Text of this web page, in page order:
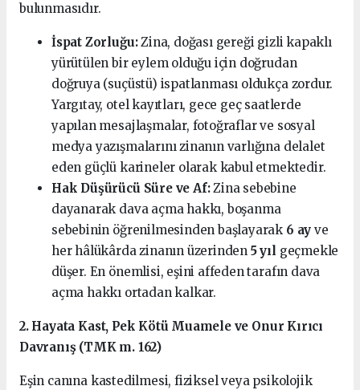
bulunmasıdır.
İspat Zorluğu:Zina, doğası gereği gizli kapaklı
yürütülen bir eylem olduğu için doğrudan
doğruya (suçüstü) ispatlanması oldukça zordur.
Yargıtay, otel kayıtları, gece geç saatlerde
yapılan mesajlaşmalar, fotoğraflar ve sosyal
medya yazışmalarını zinanın varlığına delalet
eden güçlü karineler olarak kabul etmektedir.
Hak Düşürücü Süre ve Af:Zina sebebine
dayanarak dava açma hakkı, boşanma
sebebinin öğrenilmesinden başlayarak 6 ay ve
her hâlükârda zinanın üzerinden 5 yıl geçmekle
düşer. En önemlisi, eşini affeden tarafın dava
açma hakkı ortadan kalkar.
2. Hayata Kast, Pek Kötü Muamele ve Onur Kırıcı
Davranış (TMK m. 162)
Eşin canına kastedilmesi, fiziksel veya psikolojik